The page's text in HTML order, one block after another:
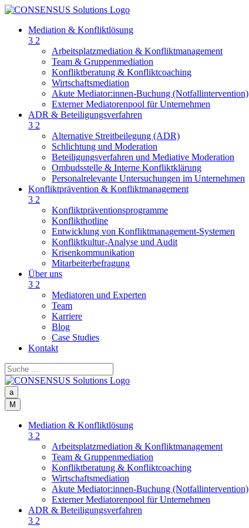
Mediation & Konfliktlösung
3 2
Arbeitsplatzmediation & Konfliktmanagement
Team & Gruppenmediation
Konfliktberatung & Konfliktcoaching
Wirtschaftsmediation
Akute Mediator:innen-Buchung (Notfallintervention)
Externer Mediatorenpool für Unternehmen
ADR & Beteiligungsverfahren
3 2
Alternative Streitbeilegung (ADR)
Schlichtung und Moderation
Beteiligungsverfahren und Mediative Moderation
Ombudsstelle & Interne Konfliktklärung
Personalrelevante Untersuchungen im Unternehmen
Konfliktprävention & Konfliktmanagement
3 2
Konfliktpräventionsprogramme
Konflikthotline
Entwicklung von Konfliktmanagement-Systemen
Konfliktkultur-Analyse und Audit
Krisenkommunikation
Mitarbeiterbefragung
Über uns
3 2
Mediatoren und Experten
Team
Karriere
Blog
Case Studies
Kontakt
a
M
Mediation & Konfliktlösung
3 2
Arbeitsplatzmediation & Konfliktmanagement
Team & Gruppenmediation
Konfliktberatung & Konfliktcoaching
Wirtschaftsmediation
Akute Mediator:innen-Buchung (Notfallintervention)
Externer Mediatorenpool für Unternehmen
ADR & Beteiligungsverfahren
3 2